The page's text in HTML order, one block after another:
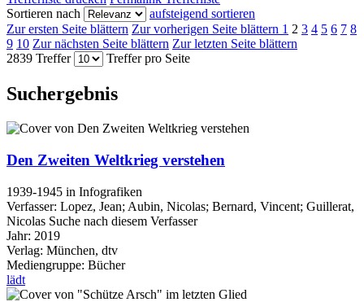
Sortieren nach
aufsteigend sortieren
Zur ersten Seite blättern Zur vorherigen Seite blättern 1 2 3 4 5 6 7 8
9 10 Zur nächsten Seite blättern Zur letzten Seite blättern
2839 Treffer
Treffer pro Seite
Suchergebnis
Den Zweiten Weltkrieg verstehen
1939-1945 in Infografiken
Verfasser: Lopez, Jean; Aubin, Nicolas; Bernard, Vincent; Guillerat,
Nicolas Suche nach diesem Verfasser
Jahr: 2019
Verlag: München, dtv
Mediengruppe: Bücher
lädt